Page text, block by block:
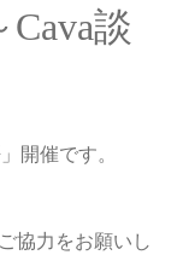
Cava談
開催です。
協力をお願いし